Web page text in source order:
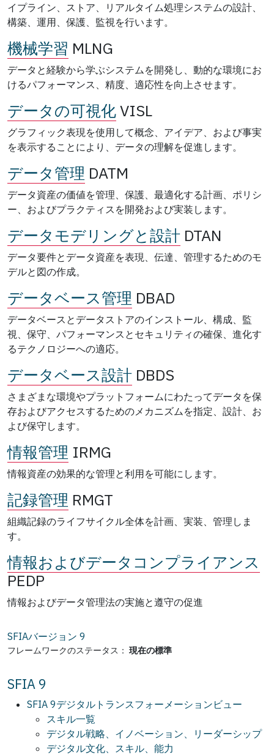
イプライン、ストア、リアルタイム処理システムの設計、
構築、運用、保護、監視を行います。
機械学習 MLNG
データと経験から学ぶシステムを開発し、動的な環境にお
けるパフォーマンス、精度、適応性を向上させます。
データの可視化VISL
グラフィック表現を使用して概念、アイデア、および事実
を表示することにより、データの理解を促進します。
データ管理 DATM
データ資産の価値を管理、保護、最適化する計画、ポリシ
ー、およびプラクティスを開発および実装します。
データモデリングと設計 DTAN
データ要件とデータ資産を表現、伝達、管理するためのモ
デルと図の作成。
データベース管理 DBAD
データベースとデータストアのインストール、構成、監
視、保守、パフォーマンスとセキュリティの確保、進化す
るテクノロジーへの適応。
データベース設計 DBDS
さまざまな環境やプラットフォームにわたってデータを保
存およびアクセスするためのメカニズムを指定、設計、お
よび保守します。
情報管理 IRMG
情報資産の効果的な管理と利用を可能にします。
記録管理 RMGT
組織記録のライフサイクル全体を計画、実装、管理しま
す。
情報およびデータコンプライアンス
PEDP
情報およびデータ管理法の実施と遵守の促進
SFIAバージョン 9
フレームワークのステータス： 現在の標準
SFIA 9
SFIA 9デジタルトランスフォーメーションビュー
スキル一覧
デジタル戦略、イノベーション、リーダーシップ
デジタル文化、スキル、能力